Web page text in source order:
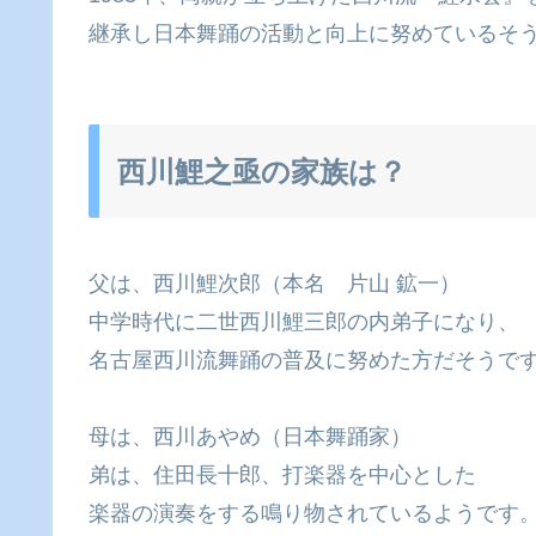
継承し日本舞踊の活動と向上に努めているそう
西川鯉之亟の家族は？
父は、西川鯉次郎（本名 片山 鉱一）
中学時代に二世西川鯉三郎の内弟子になり、
名古屋西川流舞踊の普及に努めた方だそうです
母は、西川あやめ（日本舞踊家）
弟は、住田長十郎、打楽器を中心とした
楽器の演奏をする鳴り物されているようです。